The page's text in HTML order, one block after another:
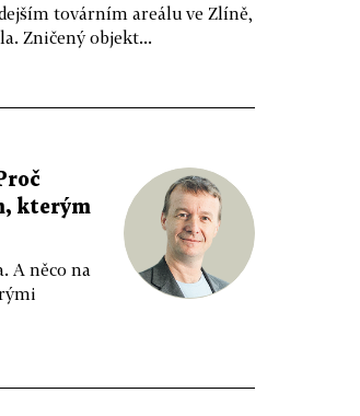
továrním areálu ve Zlíně,
Zničený objekt...
kterým
A něco na